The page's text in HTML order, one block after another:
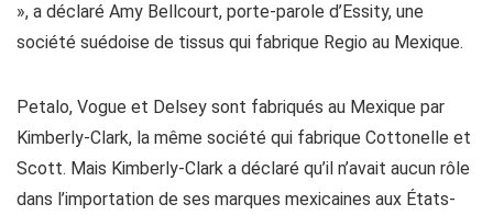
», a déclaré Amy Bellcourt, porte-parole d’Essity, une
société suédoise de tissus qui fabrique Regio au Mexique.
Petalo, Vogue et Delsey sont fabriqués au Mexique par
Kimberly-Clark, la même société qui fabrique Cottonelle et
Scott. Mais Kimberly-Clark a déclaré qu’il n’avait aucun rôle
dans l’importation de ses marques mexicaines aux États-